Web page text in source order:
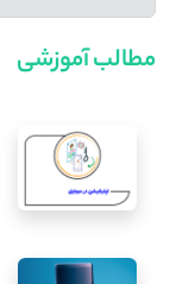
مطالب آموزشی